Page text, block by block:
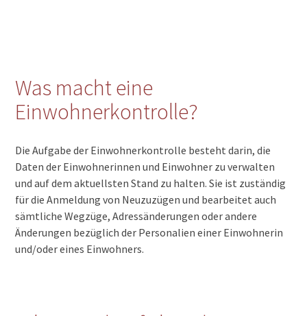
Was macht eine
Einwohnerkontrolle?
Die Aufgabe der Einwohnerkontrolle besteht darin, die
Daten der Einwohnerinnen und Einwohner zu verwalten
und auf dem aktuellsten Stand zu halten. Sie ist zuständig
für die Anmeldung von Neuzuzügen und bearbeitet auch
sämtliche Wegzüge, Adressänderungen oder andere
Änderungen bezüglich der Personalien einer Einwohnerin
und/oder eines Einwohners.